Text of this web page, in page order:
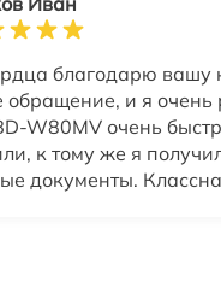
благодарю вашу
обращение, и я очень
W80MV очень
к тому же я
документы.